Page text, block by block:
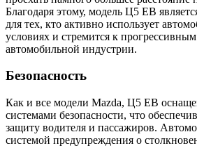
Благодаря этому, модель Ц5 ЕВ
для тех, кто активно использует
условиях и стремится к
автомобильной индустрии.
Безопасность
Как и все модели Mazda, Ц5 ЕВ
системами безопасности, что
защиту водителя и пассажиров.
системой предупреждения о